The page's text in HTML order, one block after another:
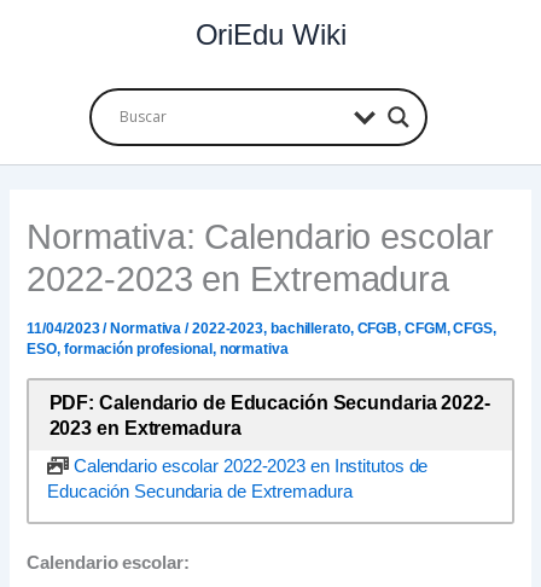
OriEdu Wiki
Normativa: Calendario escolar
2022-2023 en Extremadura
11/04/2023/ Normativa /2022-2023, bachillerato, CFGB, CFGM,CFGS,
ESO, formación profesional , normativa
PDF: Calendario de Educación Secundaria 2022-
2023 en Extremadura
Calendario escolar 2022-2023 en Institutos de
Educación Secundaria de Extremadura
Calendario escolar: